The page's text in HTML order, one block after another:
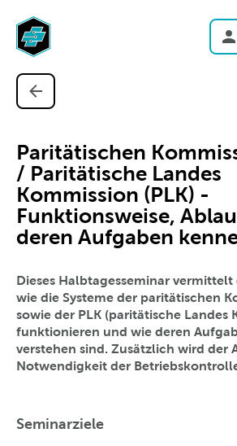
Paritätischen
/ Paritätische Landes
Kommission (PLK) -
Funktionsweise,
deren Aufgaben
Dieses Halbtagesseminar
wie die Systeme der paritätischen
sowie der PLK (paritätische Landes
funktionieren und wie deren
verstehen sind. Zusätzlich wird der
Notwendigkeit der
Seminarziele